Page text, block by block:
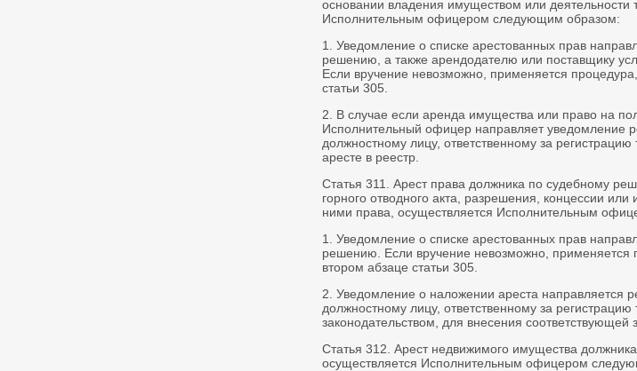
основании владения имуществом или деятельности
Исполнительным офицером следующим образом:
1. Уведомление о списке арестованных прав
решению, а также арендодателю или поставщику
Если вручение невозможно, применяется
статьи 305.
2. В случае если аренда имущества или право на
Исполнительный офицер направляет уведомление
должностному лицу, ответственному за
аресте в реестр.
Статья 311. Арест права должника по судебному
горного отводного акта, разрешения, концессии или
ними права, осуществляется Исполнительным
1. Уведомление о списке арестованных прав
решению. Если вручение невозможно, применяется
втором абзаце статьи 305.
2. Уведомление о наложении ареста направляется
должностному лицу, ответственному за регистрацию
законодательством, для внесения соответствующей
Статья 312. Арест недвижимого имущества
осуществляется Исполнительным офицером